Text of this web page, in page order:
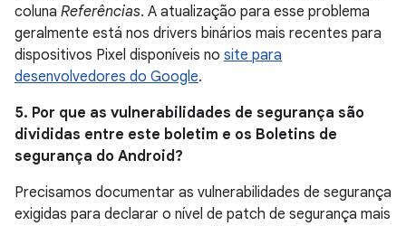
coluna Referências. A atualização para esse problema
geralmente está nos drivers binários mais recentes para
dispositivos Pixel disponíveis no site para
desenvolvedores do Google.
5. Por que as vulnerabilidades de segurança são
divididas entre este boletim e os Boletins de
segurança do Android?
Precisamos documentar as vulnerabilidades de segurança
exigidas para declarar o nível de patch de segurança mais